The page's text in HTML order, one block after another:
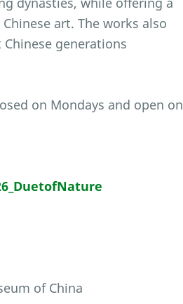
art. The works also
generations
on Mondays and open on
of China